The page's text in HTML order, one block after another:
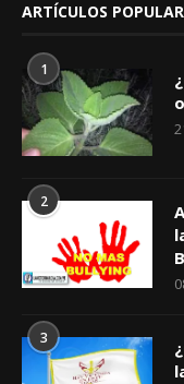
ARTÍCULOS
1
2
3